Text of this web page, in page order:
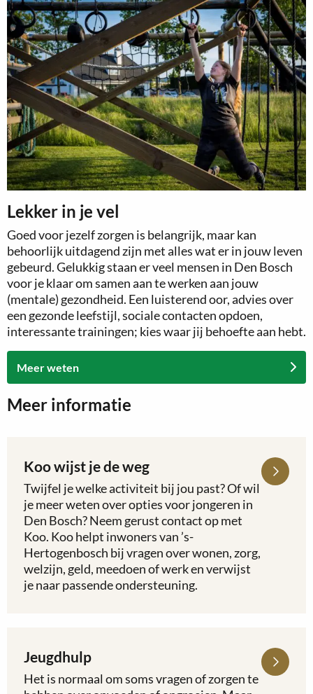
Lekker in je vel
Goed voor jezelf zorgen is belangrijk, maar kan
behoorlijk uitdagend zijn met alles wat er in jouw leven
gebeurd. Gelukkig staan er veel mensen in Den Bosch
voor je klaar om samen aan te werken aan jouw
(mentale) gezondheid. Een luisterend oor, advies over
een gezonde leefstijl, sociale contacten opdoen,
interessante trainingen; kies waar jij behoefte aan hebt.
Meer weten
Meer informatie
Koo wijst je de weg
Twijfel je welke activiteit bij jou past? Of wil
je meer weten over opties voor jongeren in
Den Bosch? Neem gerust contact op met
Koo. Koo helpt inwoners van ’s-
Hertogenbosch bij vragen over wonen, zorg,
welzijn, geld, meedoen of werk en verwijst
je naar passende ondersteuning.
Lees
meer
over
Koo
wijst
je
de
weg
Jeugdhulp
Het is normaal om soms vragen of zorgen te
Lees
meer
over